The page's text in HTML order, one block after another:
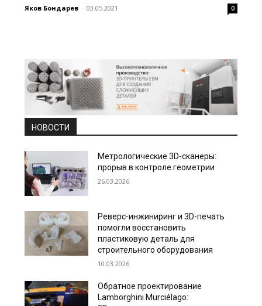
Яков Бондарев - 03.05.2021 0
НОВОСТИ
Метрологические 3D-сканеры:
прорыв в контроле геометрии
26.03.2026
Реверс-инжиниринг и 3D-печать
помогли восстановить
пластиковую деталь для
строительного оборудования
10.03.2026
Обратное проектирование
Lamborghini Murciélago: